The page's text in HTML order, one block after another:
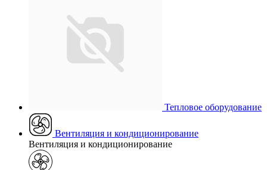
Тепловое оборудование
Вентиляция и кондиционирование
Вентиляция и кондиционирование